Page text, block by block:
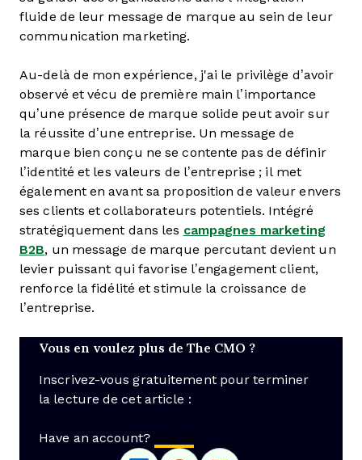
fluide de leur message de marque au sein de leur
communication marketing.
Au-delà de mon expérience, j'ai le privilège d’avoir
observé et vécu de première main l’importance
qu’une présence de marque solide peut avoir sur
la réussite d’une entreprise. Un message de
marque bien conçu ne se contente pas de définir
l’identité et les valeurs de l’entreprise ; il met
également en avant sa proposition de valeur envers
ses clients et collaborateurs potentiels. Intégré
stratégiquement dans les campagnes marketing
B2B, un message de marque percutant devient un
levier puissant qui favorise l’engagement client,
renforce la fidélité et stimule la croissance de
l’entreprise.
Vous en voulez plus de The CMO ?
Inscrivez-vous gratuitement pour terminer
la lecture de cet article :
Have an account? Log In